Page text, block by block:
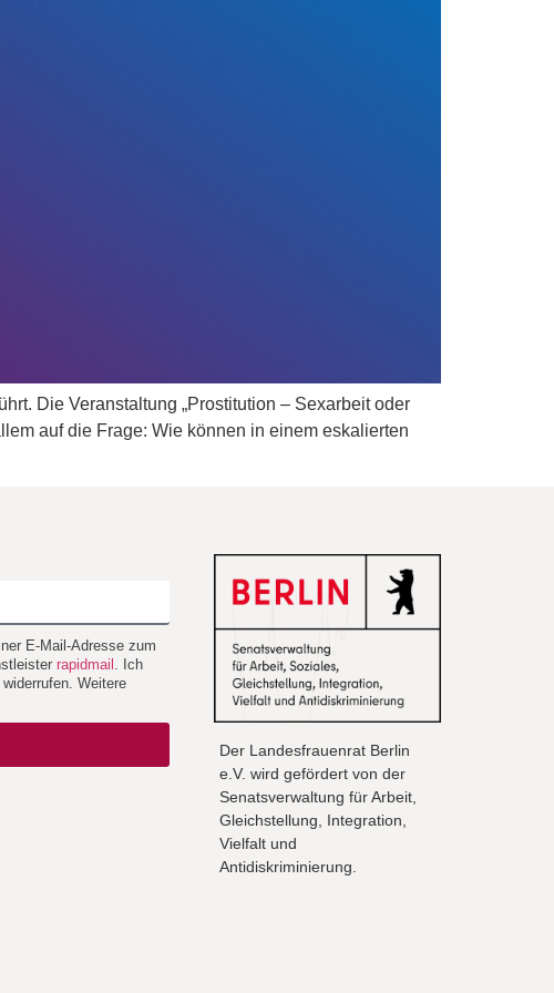
Die Veranstaltung „Prostitution – Sexarbeit oder
auf die Frage: Wie können in einem eskalierten
E-Mail-Adresse zum
rapidmail
. Ich
Weitere
Der Landesfrauenrat Berlin
e.V. wird gefördert von der
Senatsverwaltung für Arbeit,
Gleichstellung, Integration,
Vielfalt und
Antidiskriminierung.